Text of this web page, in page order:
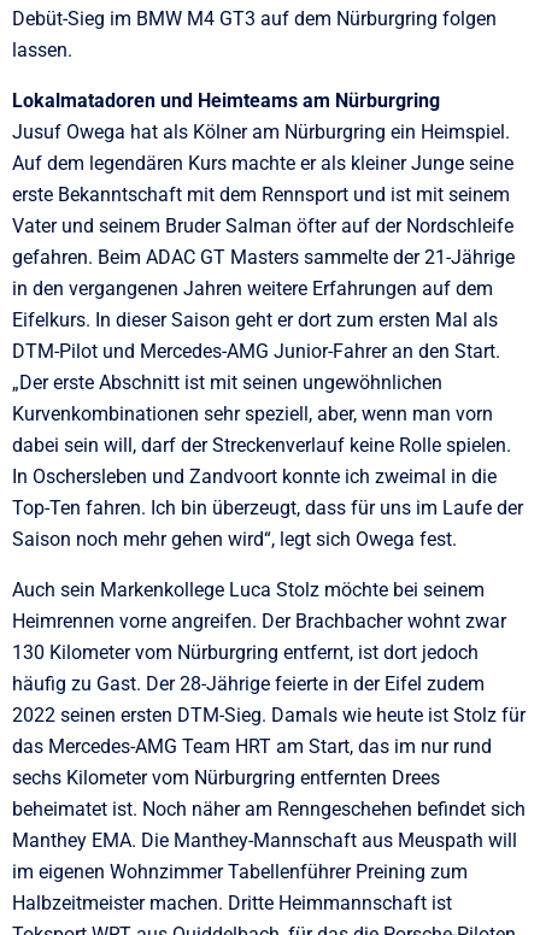
Debüt-Sieg im BMW M4 GT3 auf dem Nürburgring folgen
lassen.
Lokalmatadoren und Heimteams am Nürburgring
Jusuf Owega hat als Kölner am Nürburgring ein Heimspiel.
Auf dem legendären Kurs machte er als kleiner Junge seine
erste Bekanntschaft mit dem Rennsport und ist mit seinem
Vater und seinem Bruder Salman öfter auf der Nordschleife
gefahren. Beim ADAC GT Masters sammelte der 21-Jährige
in den vergangenen Jahren weitere Erfahrungen auf dem
Eifelkurs. In dieser Saison geht er dort zum ersten Mal als
DTM-Pilot und Mercedes-AMG Junior-Fahrer an den Start.
„Der erste Abschnitt ist mit seinen ungewöhnlichen
Kurvenkombinationen sehr speziell, aber, wenn man vorn
dabei sein will, darf der Streckenverlauf keine Rolle spielen.
In Oschersleben und Zandvoort konnte ich zweimal in die
Top-Ten fahren. Ich bin überzeugt, dass für uns im Laufe der
Saison noch mehr gehen wird“, legt sich Owega fest.
Auch sein Markenkollege Luca Stolz möchte bei seinem
Heimrennen vorne angreifen. Der Brachbacher wohnt zwar
130 Kilometer vom Nürburgring entfernt, ist dort jedoch
häufig zu Gast. Der 28-Jährige feierte in der Eifel zudem
2022 seinen ersten DTM-Sieg. Damals wie heute ist Stolz für
das Mercedes-AMG Team HRT am Start, das im nur rund
sechs Kilometer vom Nürburgring entfernten Drees
beheimatet ist. Noch näher am Renngeschehen befindet sich
Manthey EMA. Die Manthey-Mannschaft aus Meuspath will
im eigenen Wohnzimmer Tabellenführer Preining zum
Halbzeitmeister machen. Dritte Heimmannschaft ist